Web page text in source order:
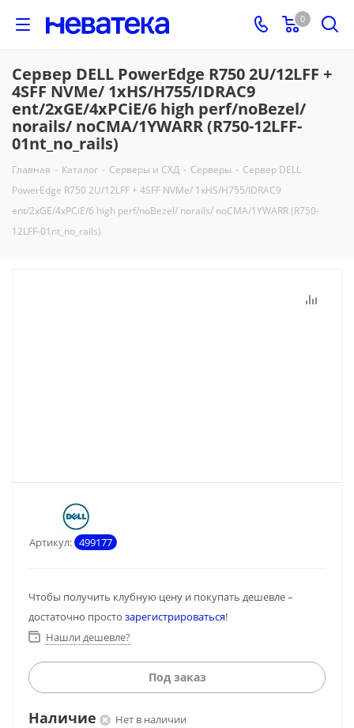
0
Сервер DELL PowerEdge R750 2U/12LFF +
4SFF NVMe/ 1xHS/H755/IDRAC9
ent/2xGE/4xPCiE/6 high perf/noBezel/
norails/ noCMA/1YWARR (R750-12LFF-
01nt_no_rails)
Главная - Каталог - Серверы и СХД - Серверы - Сервер DELL
PowerEdge R750 2U/12LFF + 4SFF NVMe/ 1xHS/H755/IDRAC9
ent/2xGE/4xPCiE/6 high perf/noBezel/ norails/ noCMA/1YWARR (R750-
12LFF-01nt_no_rails)
Артикул: 499177
Чтобы получить клубную цену и покупать дешевле –
достаточно просто зарегистрироваться!
Нашли дешевле?
Под заказ
Наличие Нет в наличии